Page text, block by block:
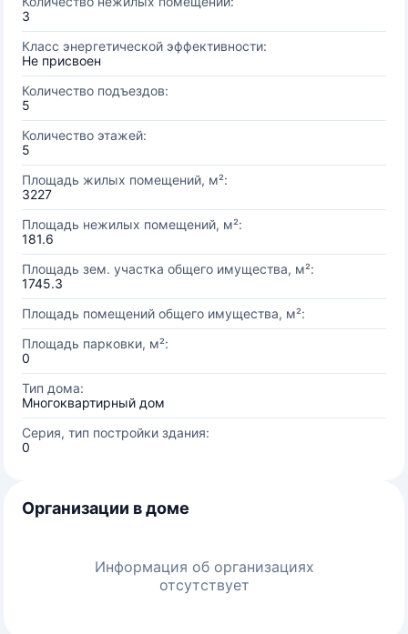
3
Класс энергетической эффективности:
Не присвоен
Количество подъездов:
5
Количество этажей:
5
Площадь жилых помещений, м²:
3227
Площадь нежилых помещений, м²:
181.6
Площадь зем. участка общего имущества, м²:
1745.3
Площадь помещений общего имущества, м²:
Площадь парковки, м²:
0
Тип дома:
Многоквартирный дом
Серия, тип постройки здания:
0
Организации в доме
Информация об организациях
отсутствует